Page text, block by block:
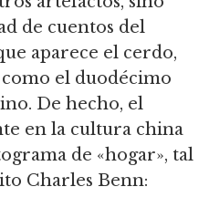
de cuentos del
aparece el cerdo,
el duodécimo
De hecho, el
en la cultura china
de «hogar», tal
Charles Benn: